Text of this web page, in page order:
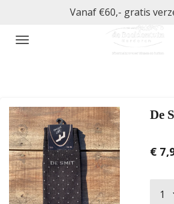
naar
Vanaf €60,- gratis
De
€